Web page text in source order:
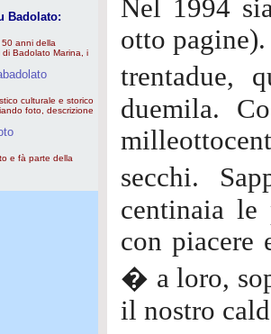
Badolato:
anni della
Badolato Marina, i
culturale e storico
foto, descrizione
e fà parte della
Nel 1994
otto
trentadue,
duemila.
secchi.
centinaia le
con piacere
� a loro,
il nostro